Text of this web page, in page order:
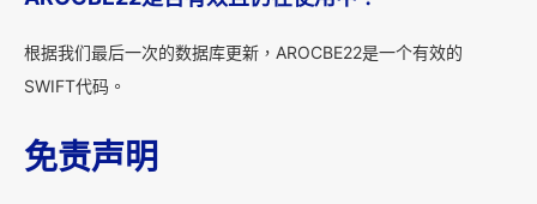
根据我们最后一次的数据库更新，AROCBE22是一个有效的
SWIFT代码。
免责声明